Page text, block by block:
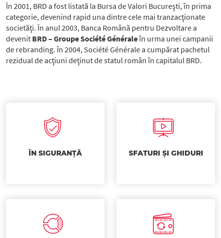
În 2001, BRD a fost listată la Bursa de Valori Bucureşti, în prima
categorie, devenind rapid una dintre cele mai tranzacţionate
societăţi. În anul 2003, Banca Română pentru Dezvoltare a
devenit BRD – Groupe Société Généraleîn urma unei campanii
de rebranding. În 2004, Société Générale a cumpărat pachetul
rezidual de acţiuni deţinut de statul român în capitalul BRD.
ÎN SIGURANȚĂ SFATURI ȘI GHIDURI